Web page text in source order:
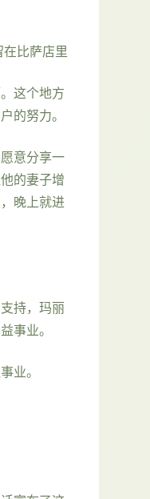
比萨店里
这个地方
的努力。
意分享一
的妻子增
晚上就进
持，玛丽
事业。
业。